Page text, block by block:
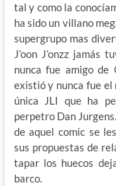
tal y como la
ha sido un villano
supergrupo mas
J’oon J’onzz jamás
nunca fue amigo de
existió y nunca fue el
única JLI que ha
perpetro Dan
de aquel comic se
sus propuestas de
tapar los huecos
barco.